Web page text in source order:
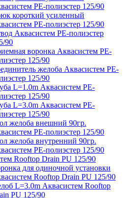
PE-полиэстер 125/90
короткий усиленный
PE-полиэстер 125/90
Аквасистем РЕ-полиэстер
90
воронка Аквасистем PE-
125/90
желоба Аквасистем PE-
125/90
L=1.0m Аквасистем PE-
125/90
L=3.0m Аквасистем PE-
125/90
желоба внешний 90гр.
PE-полиэстер 125/90
желоба внутренний 90гр.
PE-полиэстер 125/90
Rooftop Drain PU 125/90
для одиночной установки
Rooftop Drain PU 125/90
L=3.0m Аквасистем Rooftop
PU 125/90